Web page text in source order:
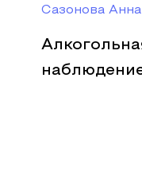
Сазонова